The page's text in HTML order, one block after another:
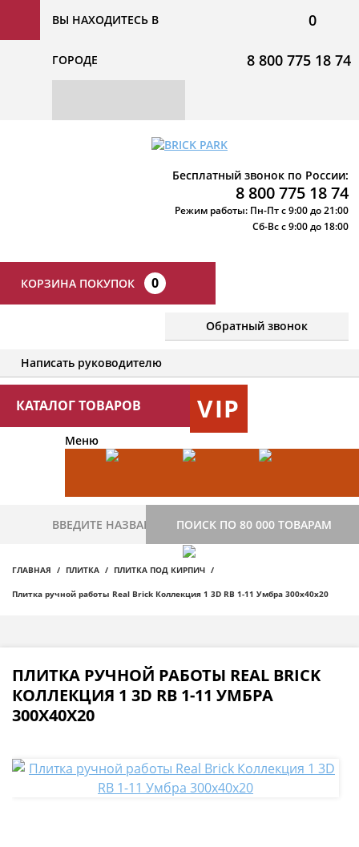
ВЫ НАХОДИТЕСЬ В
ГОРОДЕ
0
8 800 775 18 74
Бесплатный звонок по России:
8 800 775 18 74
Режим работы: Пн-Пт с 9:00 до 21:00
Сб-Вс с 9:00 до 18:00
КОРЗИНА ПОКУПОК 0
Обратный звонок
Написать руководителю
КАТАЛОГ ТОВАРОВ VIP
Меню
ПОИСК ПО 80 000 ТОВАРАМ
ГЛАВНАЯ ПЛИТКА ПЛИТКА ПОД КИРПИЧ
Плитка ручной работы Real Brick Коллекция 1 3D RB 1-11 Умбра 300х40х20
ПЛИТКА РУЧНОЙ РАБОТЫ REAL BRICK
КОЛЛЕКЦИЯ 1 3D RB 1-11 УМБРА
300Х40Х20